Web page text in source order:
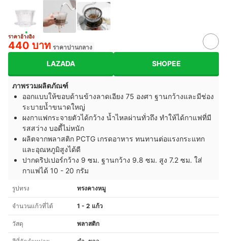
ราคาอ้างอิง
440 บาท ราคาปานกลาง
LAZADA SHOPEE
ภาพรวมผลิตภัณฑ์
ออกแบบให้ขอบด้านข้างลาดเอียง 75 องศา ฐานกว้างและมีช่อง
ระบายน้ำขนาดใหญ่
ผงกาแฟกระจายตัวได้กว้าง น้ำไหลผ่านทั่วถึง ทำให้ได้กาแฟที่มี
รสสว่าง บอดี้ไม่หนัก
ผลิตจากพลาสติก PCTG เกรดอาหาร ทนทานต่อแรงกระแทก
และอุณหภูมิสูงได้ดี
ปากดริปเปอร์กว้าง 9 ซม. ฐานกว้าง 9.8 ซม. สูง 7.2 ซม. ใส่
กาแฟได้ 10 - 20 กรัม
รูปทรง ทรงคางหมู
จำนวนแก้วที่ได้ 1 - 2 แก้ว
วัสดุ พลาสติก